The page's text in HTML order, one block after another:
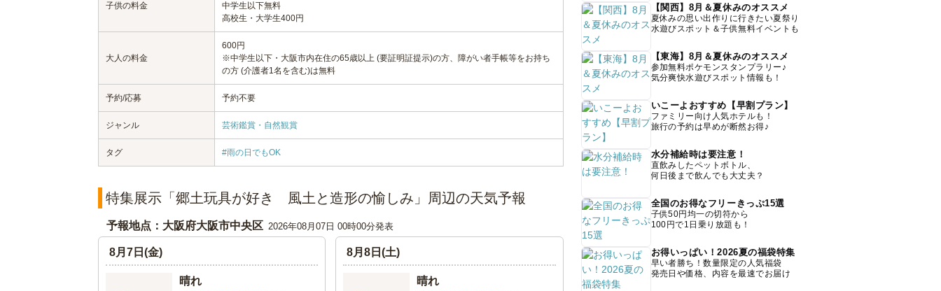
子供の料金
中学生以下無料
高校生・大学生400円
大人の料金
600円
※中学生以下・大阪市内在住の65歳以上 (要証明証提示)の方、障がい者手帳等をお持ち
の方 (介護者1名を含む)は無料
予約/応募 予約不要
ジャンル 芸術鑑賞・自然観賞
タグ #雨の日でもOK
特集展示「郷土玩具が好き 風土と造形の愉しみ」周辺の天気予報
予報地点：大阪府大阪市中央区 2026年08月07日 00時00分発表
8月7日(金)
晴れ
8月8日(土)
晴れ
【関西】8月＆夏休みのオススメ
夏休みの思い出作りに行きたい夏祭り
水遊びスポット＆子供無料イベントも
【東海】8月＆夏休みのオススメ
参加無料ポケモンスタンプラリー♪
気分爽快水遊びスポット情報も！
いこーよおすすめ【早割プラン】
ファミリー向け人気ホテルも！
旅行の予約は早めが断然お得♪
水分補給時は要注意！
直飲みしたペットボトル、
何日後まで飲んでも大丈夫？
全国のお得なフリーきっぷ15選
子供50円均一の切符から
100円で1日乗り放題も！
お得いっぱい！2026夏の福袋特集
早い者勝ち！数量限定の人気福袋
発売日や価格、内容を最速でお届け